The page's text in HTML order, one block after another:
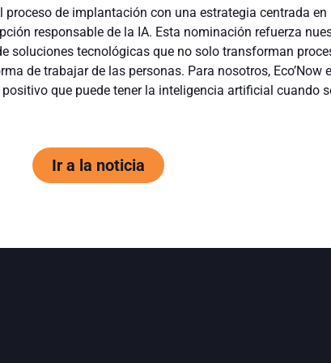
proceso de implantación con una estrategia centrada en
responsable de la IA. Esta nominación refuerza
soluciones tecnológicas que no solo transforman
de trabajar de las personas. Para nosotros, Eco’Now
que puede tener la inteligencia artificial cuando
Ir a la noticia